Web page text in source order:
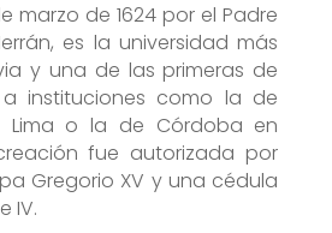
marzo de 1624 por el Padre
es la universidad más
y una de las primeras de
instituciones como la de
Lima o la de Córdoba en
fue autorizada por
Gregorio XV y una cédula
IV.